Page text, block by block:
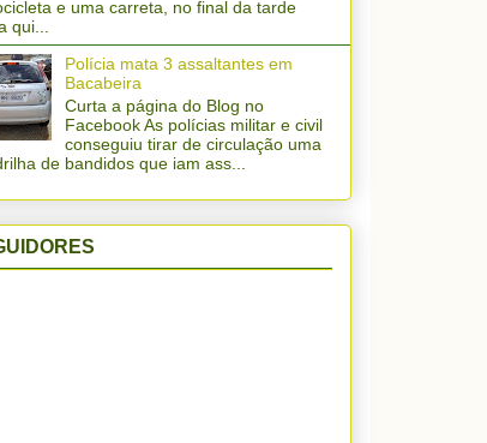
e uma carreta, no final da tarde
qui...
Polícia mata 3 assaltantes em
Bacabeira
Curta a página do Blog no
Facebook As polícias militar e civil
conseguiu tirar de circulação uma
de bandidos que iam ass...